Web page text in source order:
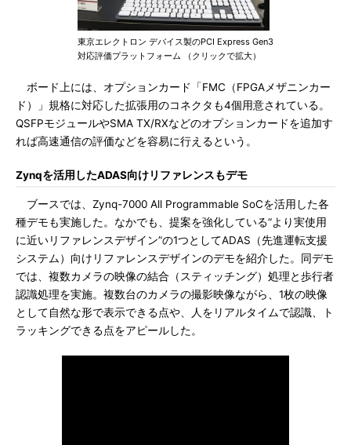
東京エレクトロン デバイス製のPCI Express Gen3
対応評価プラットフォーム （クリックで拡大）
ボード上には、オプションカード「FMC（FPGAメザニンカー
ド）」規格に対応した拡張用のコネクタも4個用意されている。
QSFPモジュールやSMA TX/RXなどのオプションカードを追加す
れば高速通信の評価などを容易に行えるという。
Zynqを活用したADAS向けリファレンスもデモ
ブースでは、Zynq-7000 All Programmable SoCを活用した各
種デモも実施した。なかでも、提案を強化している“より実使用
に近いリファレンスデザイン”の1つとしてADAS（先進運転支援
システム）向けリファレンスデザインのデモを紹介した。同デモ
では、複数カメラの映像の結合（スティッチング）処理と歩行者
認識処理を実施。複数台のカメラの撮影映像ながら、1枚の映像
として自然な形で表示できる点や、人をリアルタイムで認識、ト
ラッキングできる点をアピールした。